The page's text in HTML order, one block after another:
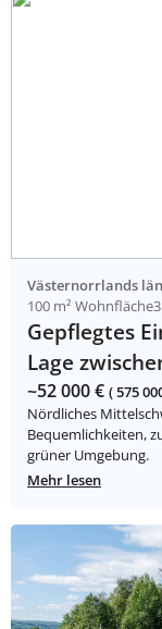
Västernorrlands län
100 m² Wohnfläche
Gepflegtes
Lage
~52 000 € ( 575
Nördliches
Bequemlichkeiten,
grüner Umgebung.
Mehr lesen